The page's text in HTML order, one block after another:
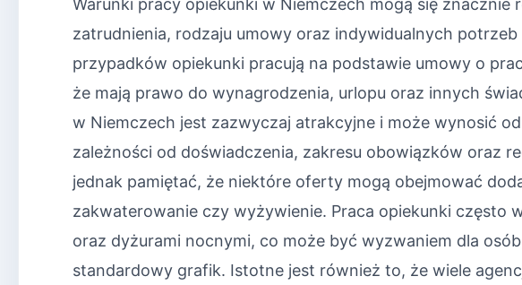
Warunki pracy opiekunki w Niemczech mogą się znacznie
zatrudnienia, rodzaju umowy oraz indywidualnych
przypadków opiekunki pracują na podstawie umowy o
że mają prawo do wynagrodzenia, urlopu oraz innych
w Niemczech jest zazwyczaj atrakcyjne i może wynosić
zależności od doświadczenia, zakresu obowiązków oraz
jednak pamiętać, że niektóre oferty mogą obejmować
zakwaterowanie czy wyżywienie. Praca opiekunki często
oraz dyżurami nocnymi, co może być wyzwaniem dla
standardowy grafik. Istotne jest również to, że wiele